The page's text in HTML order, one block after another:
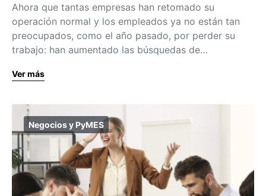
Ahora que tantas empresas han retomado su
operación normal y los empleados ya no están tan
preocupados, como el año pasado, por perder su
trabajo: han aumentado las búsquedas de…
Ver más
Negocios y PyMES